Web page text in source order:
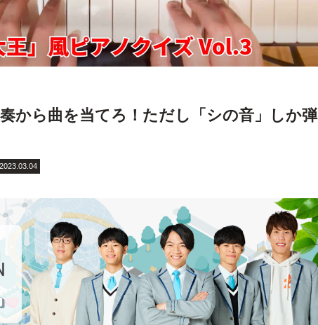
奏から曲を当てろ！ただし「シの音」しか弾
2023.03.04